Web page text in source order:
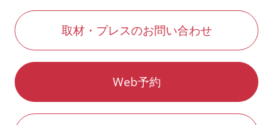
取材・プレスのお問い合わせ
Web予約